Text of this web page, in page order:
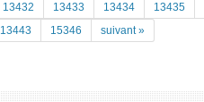
13432 13433 13434 13435
13443 15346 suivant »